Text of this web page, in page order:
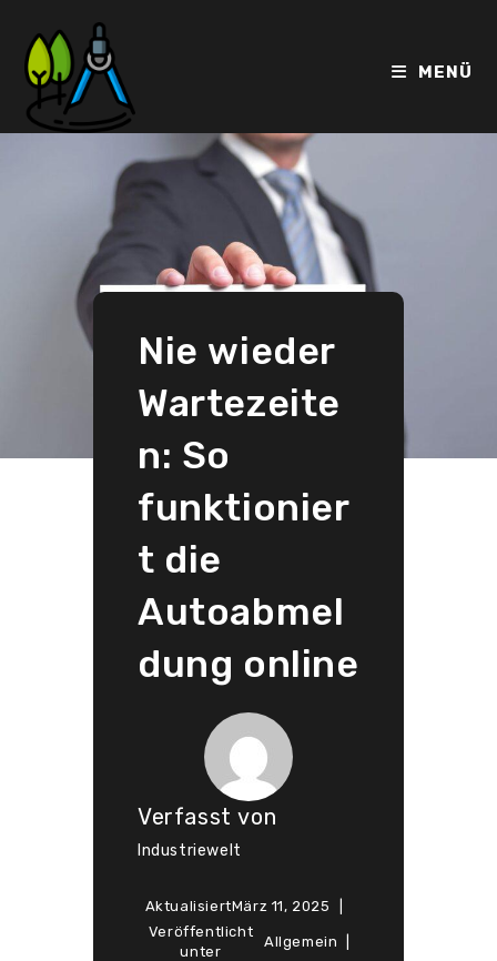
Inhalt
springen
MENÜ
Nie wieder
Wartezeite
n: So
funktionier
t die
Autoabmel
dung online
Verfasst von
Industriewelt
AktualisiertMärz 11, 2025
Veröffentlicht
unter
Allgemein